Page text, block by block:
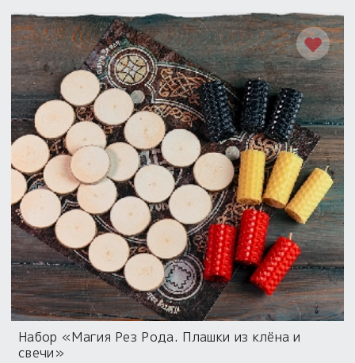
Набор «Магия Рез Рода. Плашки из клёна и
свечи»